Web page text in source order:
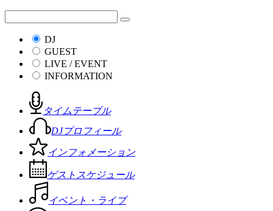
DJ
GUEST
LIVE / EVENT
INFORMATION
タイムテーブル
DJプロフィール
インフォメーション
ゲストスケジュール
イベント・ライブ